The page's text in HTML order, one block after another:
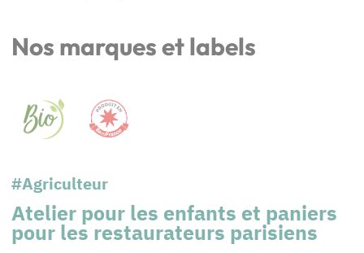
Nos marques et labels
#Agriculteur
Atelier pour les enfants et paniers
pour les restaurateurs parisiens